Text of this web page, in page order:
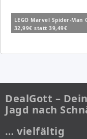
LEGO Marvel Spider-
32,99€ statt 39,49€
DealGott –
Jagd nach
… vielfältig